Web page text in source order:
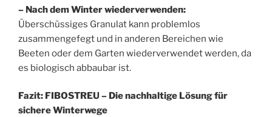
– Nach dem Winter wiederverwenden:
Überschüssiges Granulat kann problemlos
zusammengefegt und in anderen Bereichen wie
Beeten oder dem Garten wiederverwendet werden, da
es biologisch abbaubar ist.
Fazit: FIBOSTREU – Die nachhaltige Lösung für
sichere Winterwege